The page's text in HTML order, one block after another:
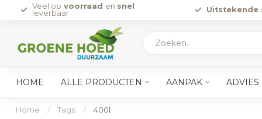
Veel op voorraad en snel
leverbaar
Uitstekende
HOME ALLE PRODUCTEN AANPAK ADVIES
Home / Tags / 400l